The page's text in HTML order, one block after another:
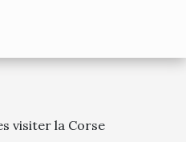
visiter la Corse